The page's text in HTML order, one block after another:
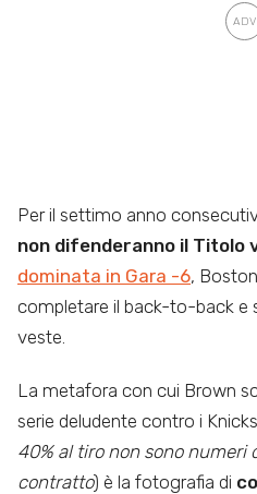
Per il settimo anno
non difenderanno il Titolo
dominata in Gara -6,
completare il back-to-back e
veste.
La metafora con cui Brown
serie deludente contro i
40% al tiro non sono numeri
contratto) è la fotografia di